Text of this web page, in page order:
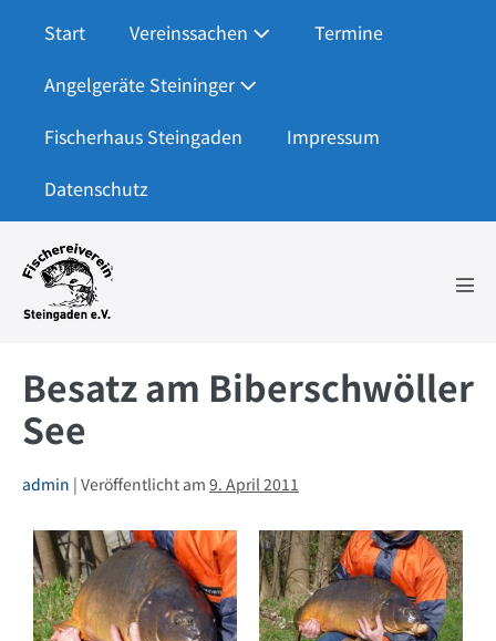
Inhalt
springen
Start Vereinssachen
Termine
Angelgeräte Steininger
Fischerhaus Steingaden
Impressum
Datenschutz
Besatz am Biberschwöller
See
admin | Veröffentlicht am 9. April 2011